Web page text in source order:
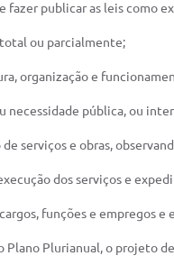
fazer publicar as leis como
ou parcialmente;
organização e
necessidade pública, ou
serviços e obras,
dos serviços e
funções e empregos
Plano Plurianual, o projeto